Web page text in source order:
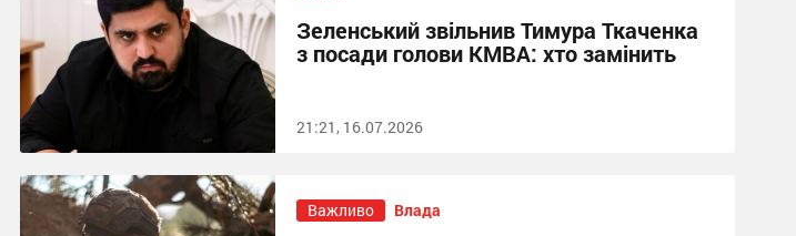
Зеленський звільнив Тимура Ткаченка
з посади голови КМВА: хто замінить
21:21, 16.07.2026
Важливо Влада